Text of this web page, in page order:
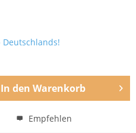
In den Warenkorb
Empfehlen